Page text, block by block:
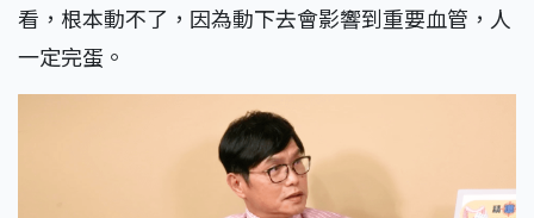
看，根本動不了，因為動下去會影響到重要血管，人
一定完蛋。